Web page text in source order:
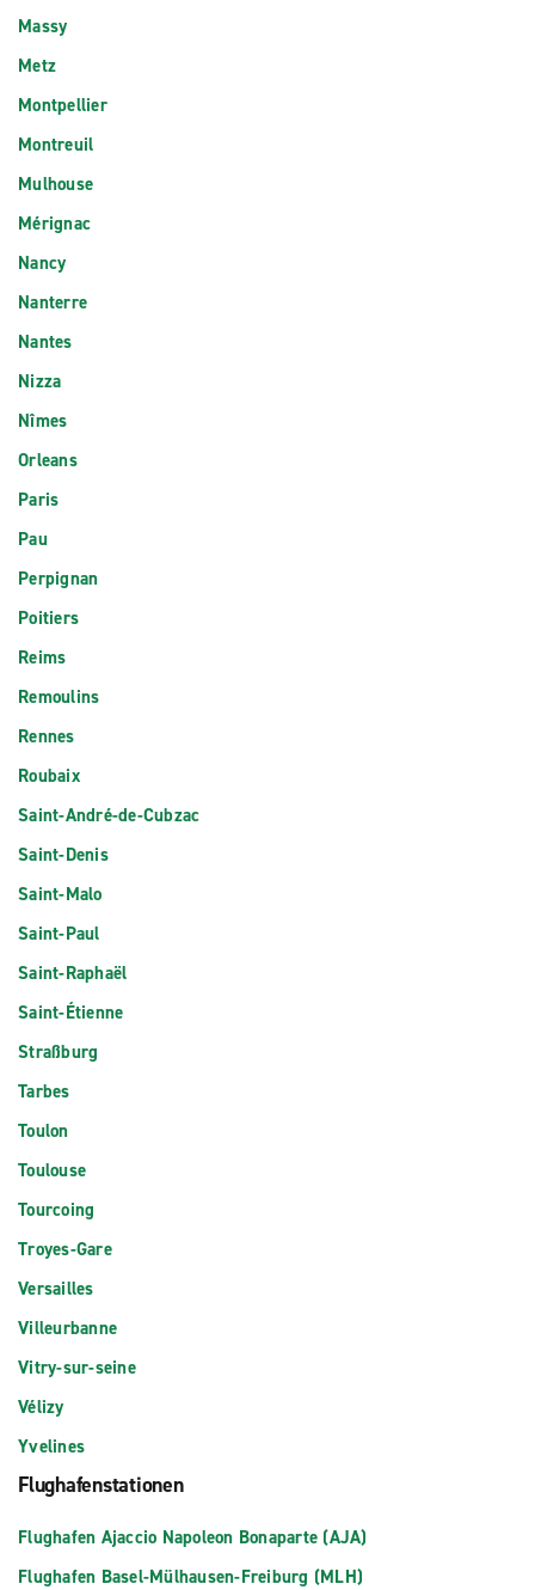
Massy
Metz
Montpellier
Montreuil
Mulhouse
Mérignac
Nancy
Nanterre
Nantes
Nizza
Nîmes
Orleans
Paris
Pau
Perpignan
Poitiers
Reims
Remoulins
Rennes
Roubaix
Saint-André-de-Cubzac
Saint-Denis
Saint-Malo
Saint-Paul
Saint-Raphaël
Saint-Étienne
Straßburg
Tarbes
Toulon
Toulouse
Tourcoing
Troyes-Gare
Versailles
Villeurbanne
Vitry-sur-seine
Vélizy
Yvelines
Flughafenstationen
Flughafen Ajaccio Napoleon Bonaparte (AJA)
Flughafen Basel-Mülhausen-Freiburg (MLH)